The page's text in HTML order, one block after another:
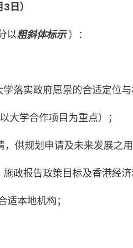
日）
以粗斜体标示）：
落实政府愿景的合适定位与
大学合作项目为重点）；
供规划申请及未来发展之
政报告政策目标及香港经济
本地机构；